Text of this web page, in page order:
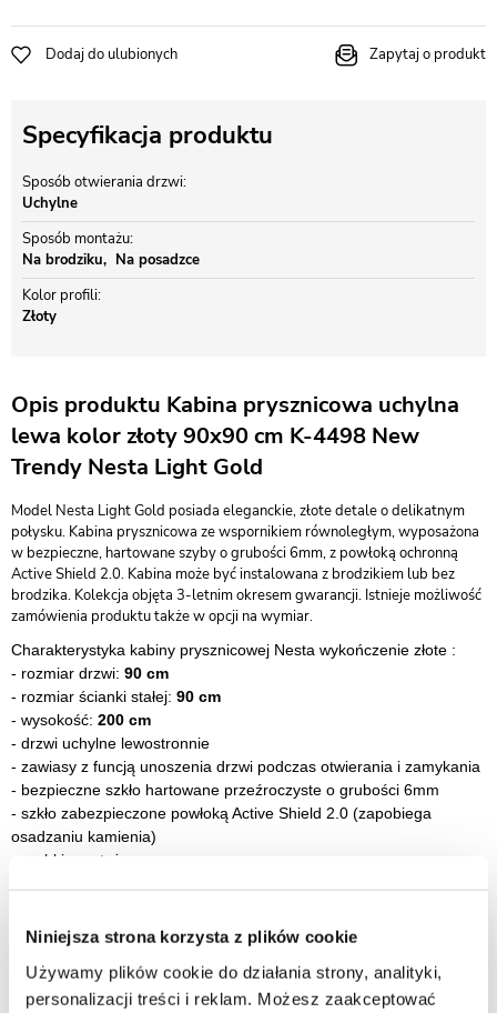
Niniejsza strona korzysta z plików cookie
Używamy plików cookie do działania strony, analityki,
personalizacji treści i reklam. Możesz zaakceptować
Dodaj do ulubionych Zapytaj o produkt
Specyfikacja produktu
Sposób otwierania drzwi
Uchylne
Sposób montażu
Na brodziku
Na posadzce
Kolor profili
Złoty
Opis produktu Kabina prysznicowa uchylna
lewa kolor złoty 90x90 cm K-4498 New
Trendy Nesta Light Gold
Model Nesta Light Gold posiada eleganckie, złote detale o delikatnym
połysku. Kabina prysznicowa ze wspornikiem równoległym, wyposażona
w bezpieczne, hartowane szyby o grubości 6mm, z powłoką ochronną
Active Shield 2.0. Kabina może być instalowana z brodzikiem lub bez
brodzika. Kolekcja objęta 3-letnim okresem gwarancji. Istnieje możliwość
zamówienia produktu także w opcji na wymiar.
Charakterystyka kabiny prysznicowej Nesta wykończenie złote :
- rozmiar drzwi: 90 cm
- rozmiar ścianki stałej: 90 cm
- wysokość: 200 cm
- drzwi uchylne lewostronnie
- zawiasy z funcją unoszenia drzwi podczas otwierania i zamykania
- bezpieczne szkło hartowane przeźroczyste o grubości 6mm
- szkło zabezpieczone powłoką Active Shield 2.0 (zapobiega
osadzaniu kamienia)
szybki montaż
montaż z listwą progową lub bez
szczelności, jednak jej montaż nie jest koniecznością
- listwa progowa oraz dodatkowa uszczelka znajdują się w zestawie